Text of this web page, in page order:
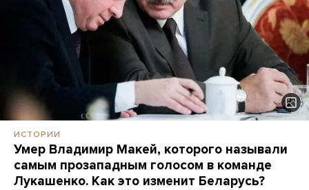
ИСТОРИИ
Умер Владимир Макей, которого называли
самым прозападным голосом в команде
Лукашенко. Как это изменит Беларусь?